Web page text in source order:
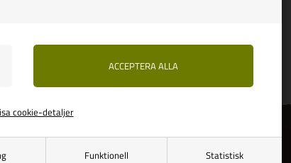
Funktionell Statistisk
cookie-detaljer